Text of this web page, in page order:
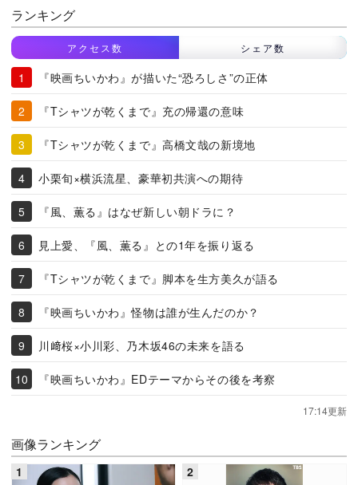
ランキング
アクセス数 シェア数
『映画ちいかわ』が描いた“恐ろしさ”の正体
『Tシャツが乾くまで』充の帰還の意味
『Tシャツが乾くまで』高橋文哉の新境地
小栗旬×横浜流星、豪華初共演への期待
『風、薫る』はなぜ新しい朝ドラに？
見上愛、『風、薫る』との1年を振り返る
『Tシャツが乾くまで』脚本を生方美久が語る
『映画ちいかわ』怪物は誰が生んだのか？
川﨑桜×小川彩、乃木坂46の未来を語る
『映画ちいかわ』EDテーマからその後を考察
17:14更新
画像ランキング